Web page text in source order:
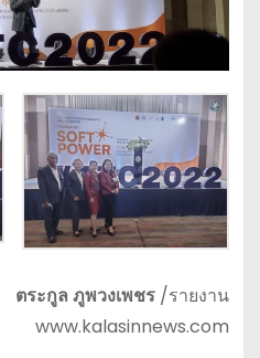
ตระกูล ภูพวงเพชร /รายงาน
www.kalasinnews.com